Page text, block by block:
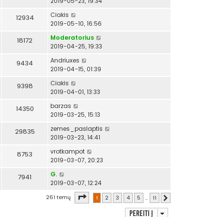
12934
Ciakis
2019-05-10, 16:56
18172
Moderatorius
2019-04-25, 19:33
9434
Andriuxes
2019-04-15, 01:39
9398
Ciakis
2019-04-01, 13:33
14350
barzas
2019-03-25, 15:13
29835
zemes_paslaptis
2019-03-23, 14:41
8753
vrotkampot
2019-03-07, 20:23
7941
G.
2019-03-07, 12:24
261 temų Puslapis iš
1 2 3 4 5 … 11
Pereiti į